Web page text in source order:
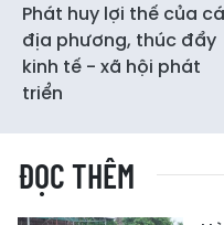
Phát huy lợi thế của
địa phương, thúc đẩy
kinh tế - xã hội phát
triển
ĐỌC THÊM